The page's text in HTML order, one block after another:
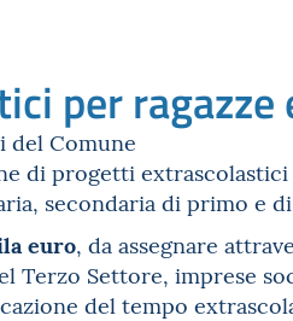
per
del Comune
di progetti
secondaria di primo e
euro, da assegnare
Settore, imprese
del tempo